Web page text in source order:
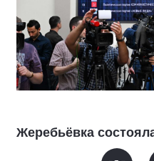
Жеребьёвка